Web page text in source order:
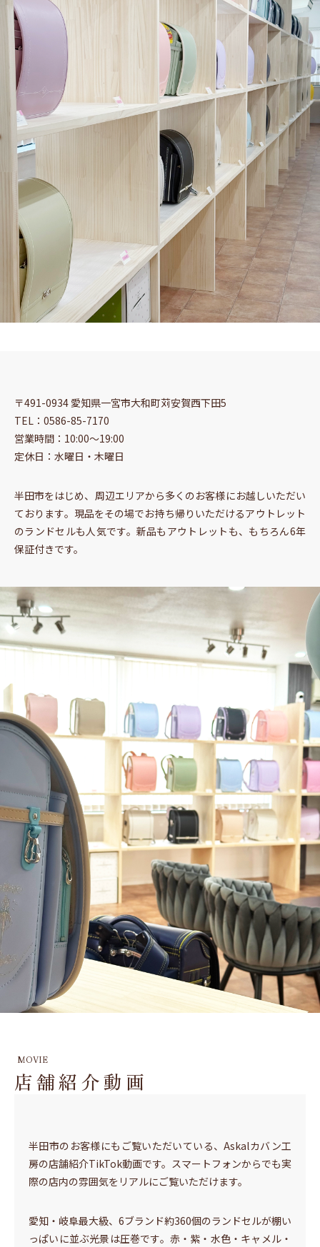
〒491-0934 愛知県一宮市大和町苅安賀西下田5
TEL：0586-85-7170
営業時間：10:00〜19:00
定休日：水曜日・木曜日
半田市をはじめ、周辺エリアから多くのお客様にお越しいただい
ております。現品をその場でお持ち帰りいただけるアウトレット
のランドセルも人気です。新品もアウトレットも、もちろん6年
保証付きです。
MOVIE
店舗紹介動画
半田市のお客様にもご覧いただいている、Askalカバン工
房の店舗紹介TikTok動画です。スマートフォンからでも実
際の店内の雰囲気をリアルにご覧いただけます。
愛知・岐阜最大級、6ブランド約360個のランドセルが棚い
っぱいに並ぶ光景は圧巻です。赤・紫・水色・キャメル・